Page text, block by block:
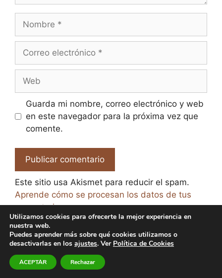
Nombre
Correo
Web
Guarda mi nombre, correo electrónico y web
en este navegador para la próxima vez que
comente.
Este sitio usa Akismet para reducir el spam.
Aprende cómo se procesan los datos de tus
comentarios.
© 2026 El Paraíso de la Cerveza -
de Privacidad -Política de Cookies
Utilizamos cookies para ofrecerte la mejor experiencia en
nuestra web.
Puedes aprender más sobre qué cookies utilizamos o
desactivarlas en los ajustes. Ver Política de Cookies
ACEPTAR Rechazar